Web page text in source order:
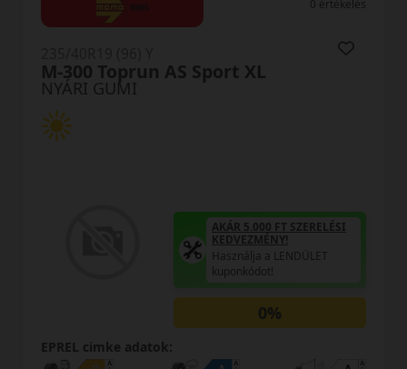
0 értékelés
NYÁRI GUMI
M-300 Toprun AS Sport XL
AKÁR 5.000 FT SZERELÉSI
KEDVEZMÉNY!
Használja a LENDÜLET
kuponkódot!
0%
EPREL cimke adatok: